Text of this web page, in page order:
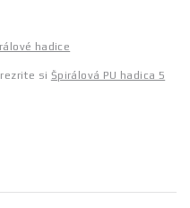
hadice
si Špirálová PU hadica 5